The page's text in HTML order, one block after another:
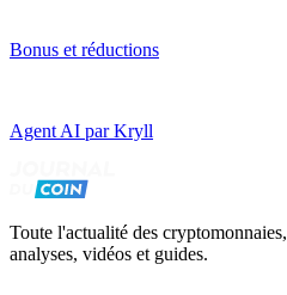
Bonus et réductions
Agent AI par Kryll
Toute l'actualité des cryptomonnaies,
analyses, vidéos et guides.